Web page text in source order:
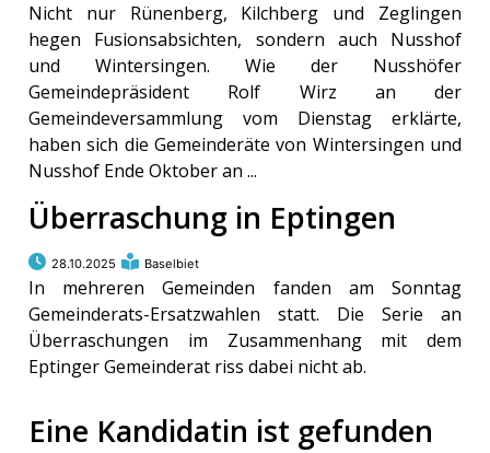
Nicht nur Rünenberg, Kilchberg und Zeglingen
hegen Fusionsabsichten, sondern auch Nusshof
und Wintersingen. Wie der Nusshöfer
Gemeindepräsident Rolf Wirz an der
Gemeindeversammlung vom Dienstag erklärte,
haben sich die Gemeinderäte von Wintersingen und
Nusshof Ende Oktober an ...
Überraschung in Eptingen
28.10.2025 Baselbiet
In mehreren Gemeinden fanden am Sonntag
Gemeinderats-Ersatzwahlen statt. Die Serie an
Überraschungen im Zusammenhang mit dem
Eptinger Gemeinderat riss dabei nicht ab.
Eine Kandidatin ist gefunden